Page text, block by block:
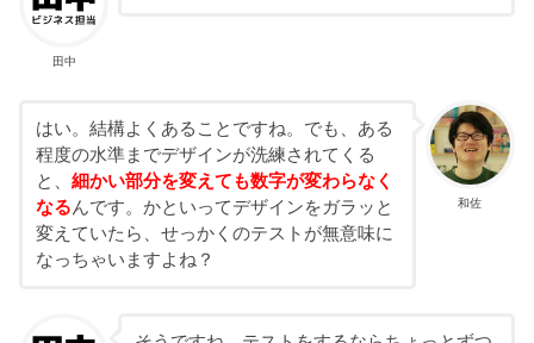
田中
和佐
はい。結構よくあることですね。でも、ある
程度の水準までデザインが洗練されてくる
と、 細かい部分を変えても数字が変わらなく
なるんです。かといってデザインをガラッと
変えていたら、せっかくのテストが無意味に
なっちゃいますよね？